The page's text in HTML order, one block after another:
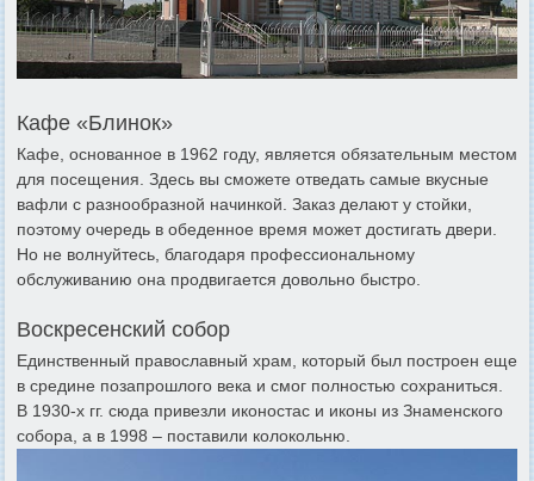
Кафе «Блинок»
Кафе, основанное в 1962 году, является обязательным местом
для посещения. Здесь вы сможете отведать самые вкусные
вафли с разнообразной начинкой. Заказ делают у стойки,
поэтому очередь в обеденное время может достигать двери.
Но не волнуйтесь, благодаря профессиональному
обслуживанию она продвигается довольно быстро.
Воскресенский собор
Единственный православный храм, который был построен еще
в средине позапрошлого века и смог полностью сохраниться.
В 1930-х гг. сюда привезли иконостас и иконы из Знаменского
собора, а в 1998 – поставили колокольню.